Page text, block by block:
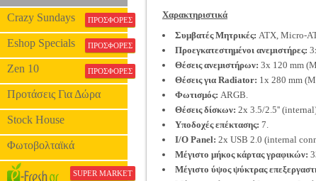
Crazy Sundays ΠΡΟΣΦΟΡΕΣ
Eshop Specials ΠΡΟΣΦΟΡΕΣ
Zen 10 ΠΡΟΣΦΟΡΕΣ
Προτάσεις Για Δώρα
Stock House
Φωτοβολταϊκά
SUPER MARKET
Χαρακτηριστικά
Συμβατές Μητρικές: ATX, Micro-
Προεγκατεστημένοι ανεμιστήρες:
Θέσεις ανεμιστήρων: 3x 120 mm
Θέσεις για Radiator: 1x 280 mm
Φωτισμός: ARGB.
Θέσεις δίσκων: 2x 3.5/2.5''
Υποδοχές επέκτασης: 7.
I/O Panel: 2x USB 2.0 (internal
Μέγιστο μήκος κάρτας γραφικών:
Μέγιστο ύψος ψύκτρας